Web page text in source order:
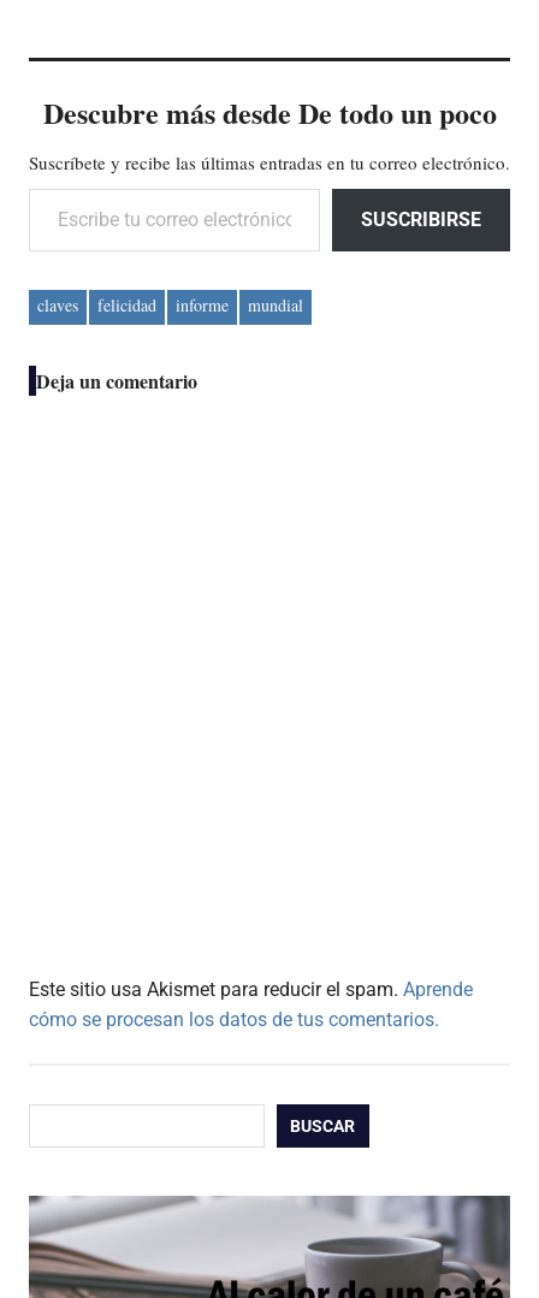
Descubre más desde De todo un poco
Suscríbete y recibe las últimas entradas en tu correo electrónico.
Escribe tu correo electrónico…
SUSCRIBIRSE
claves felicidad informe mundial
Deja un comentario
Este sitio usa Akismet para reducir el spam. Aprende
cómo se procesan los datos de tus comentarios.
BUSCAR